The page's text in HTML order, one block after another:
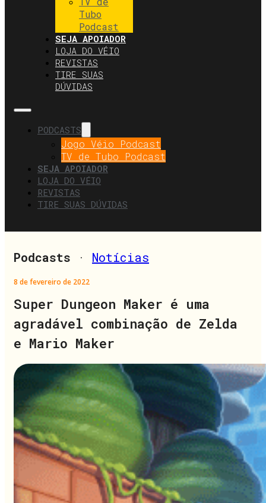
Tubo
Podcast
SEJA APOIADOR
LOJA DO VÉIO
REVISTAS
TIRE SUAS
DÚVIDAS
PODCASTS
Jogo Véio Podcast
TV de Tubo Podcast
SEJA APOIADOR
LOJA DO VÉIO
REVISTAS
TIRE SUAS DÚVIDAS
Podcasts · Notícias
8 de fevereiro de 2022
Super Dungeon Maker é uma
agradável combinação de Zelda
e Mario Maker